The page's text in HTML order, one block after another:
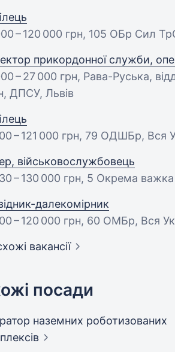
– 120 000 грн, 105 ОБр Сил
прикордонної служби,
– 27 000 грн, Рава-Руська,
ДПСУ, Львів
– 121 000 грн, 79 ОДШБр, Вся
військовослужбовець
– 130 000 грн, 5 Окрема важка
далекомірник
– 120 000 грн, 60 ОМБр, Вся
вакансії
посади
наземних роботизованих